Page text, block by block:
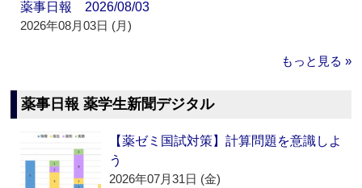
薬事日報 2026/08/03
2026年08月03日 (月)
もっと見る »
薬事日報 薬学生新聞デジタル
【薬ゼミ国試対策】計算問題を意識しよ
う
2026年07月31日 (金)